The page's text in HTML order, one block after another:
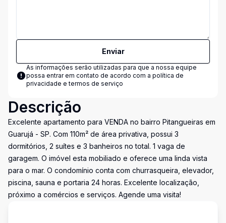
Enviar
As informações serão utilizadas para que a nossa equipe
possa entrar em contato de acordo com a política de
privacidade e termos de serviço
Descrição
Excelente apartamento para VENDA no bairro Pitangueiras em
Guarujá - SP. Com 110m² de área privativa, possui 3
dormitórios, 2 suítes e 3 banheiros no total. 1 vaga de
garagem. O imóvel esta mobiliado e oferece uma linda vista
para o mar. O condomínio conta com churrasqueira, elevador,
piscina, sauna e portaria 24 horas. Excelente localização,
próximo a comércios e serviços. Agende uma visita!